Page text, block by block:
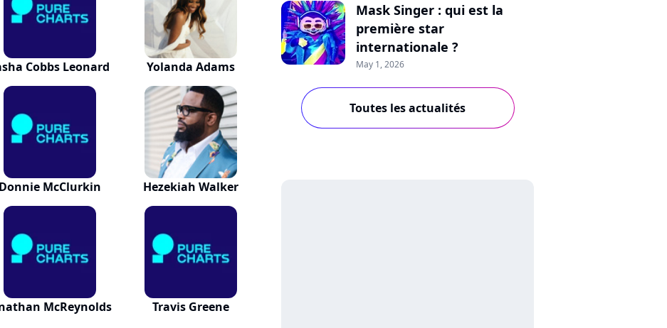
Cobbs Leonard Yolanda Adams
Donnie McClurkin Hezekiah Walker
McReynolds Travis Greene
Mask Singer : qui est la
première star
internationale ?
May 1, 2026
Toutes les actualités